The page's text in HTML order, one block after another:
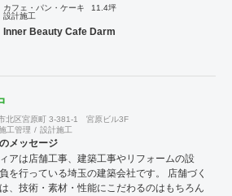
カフェ・パン・ケーキ
11.4坪
設計施工
Inner Beauty Cafe Darm
北区宮原町 3-381-1 宮原ビル3F
工管理 設計施工
メッセージ
アは店舗工事、建築工事やリフォームの設
を行っている埼玉の建築会社です。 店舗づく
、技術・素材・性能にこだわるのはもちろん